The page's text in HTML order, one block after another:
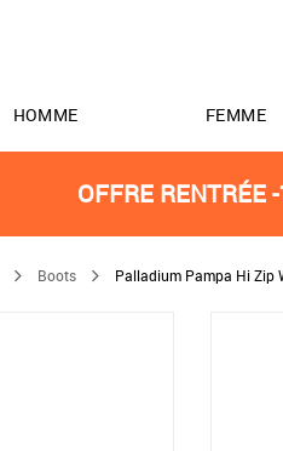
HOMME FEMME
OFFRE RENTRÉE
Boots Palladium Pampa Hi Zip